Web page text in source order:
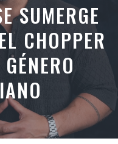
SUMERGE
CHOPPER